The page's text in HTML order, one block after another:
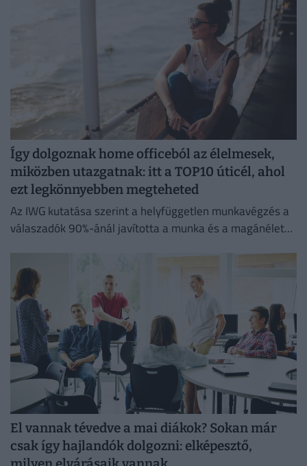
Így dolgoznak home officeból az élelmesek,
miközben utazgatnak: itt a TOP10 úticél, ahol
ezt legkönnyebben megteheted
Az IWG kutatása szerint a helyfüggetlen munkavégzés a
válaszadók 90%-ánál javította a munka és a magánélet
El vannak tévedve a mai diákok? Sokan már
csak így hajlandók dolgozni: elképesztő,